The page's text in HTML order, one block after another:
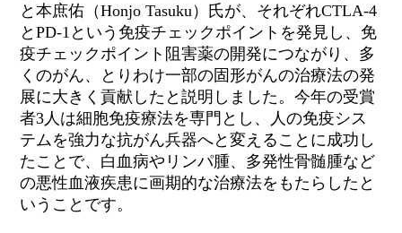
と本庶佑（Honjo Tasuku ）氏が、それぞれCTLA-4
とPD-1 という免疫チェックポイントを発見し、免
疫チェックポイント阻害薬の開発につながり、多
くのがん、とりわけ一部の固形がんの治療法の発
展に大きく貢献したと説明しました。今年の受賞
者3 人は細胞免疫療法を専門とし、人の免疫シス
テムを強力な抗がん兵器へと変えることに成功し
たことで、白血病やリンパ腫、多発性骨髄腫など
の悪性血液疾患に画期的な治療法をもたらしたと
いうことです。